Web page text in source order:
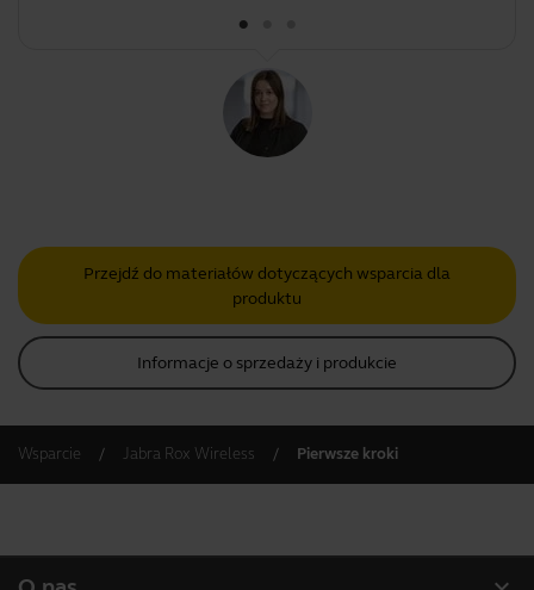
Przejdź do materiałów dotyczących wsparcia dla
produktu
Informacje o sprzedaży i produkcie
Wsparcie Jabra Rox Wireless Pierwsze kroki